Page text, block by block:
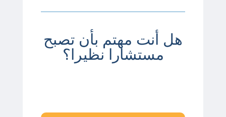
هل أنت مهتم بأن تصبح
مستشارا نظيرا؟